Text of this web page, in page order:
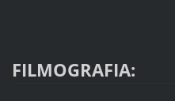
FILMOGRAFIA: